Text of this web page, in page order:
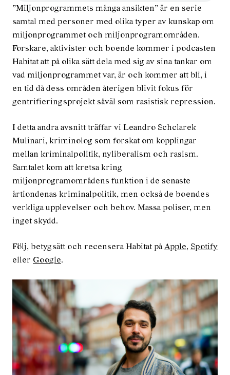
”Miljonprogrammets många ansikten” är en serie
samtal med personer med olika typer av kunskap om
miljonprogrammet och miljonprogramområden.
Forskare, aktivister och boende kommer i podcasten
Habitat att på olika sätt dela med sig av sina tankar om
vad miljonprogrammet var, är och kommer att bli, i
en tid då dess områden återigen blivit fokus för
gentrifieringsprojekt såväl som rasistisk repression.
I detta andra avsnitt träffar vi Leandro Schclarek
Mulinari, kriminolog som forskat om kopplingar
mellan kriminalpolitik, nyliberalism och rasism.
Samtalet kom att kretsa kring
miljonprogramområdens funktion i de senaste
årtiondenas kriminalpolitik, men också de boendes
verkliga upplevelser och behov. Massa poliser, men
inget skydd.
Följ, betygsätt och recensera Habitat på Apple, Spotify
eller Google.